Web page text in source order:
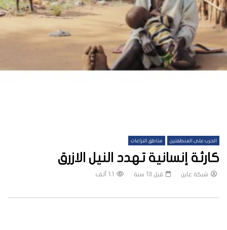
الحرب على المنطقتين مناطق النزاعات
كارثة إنسانية تهدد النيل الازرق
شبكة عاين قبل 13 سنة 1.1 ألف